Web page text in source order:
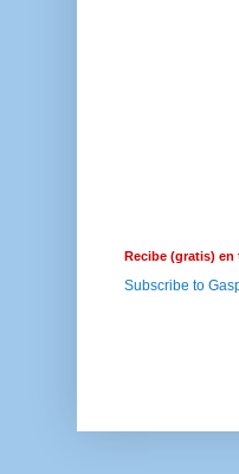
Recibe (gratis) en
Subscribe to